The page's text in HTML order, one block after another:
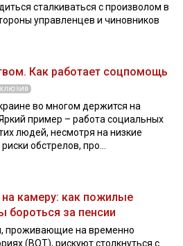
сталкиваться с произволом в
управленцев и чиновников
Как работает соцпомощь
во многом держится на
пример – работа социальных
людей, несмотря на низкие
обстрелов, про...
камеру: как пожилые
за пенсии
проживающие на временно
(ВОТ), рискуют столкнуться с